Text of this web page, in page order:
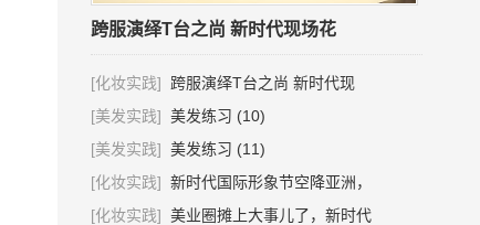
跨服演绎T台之尚 新时代现场花
[化妆实践]
跨服演绎T台之尚 新时代现
[美发实践] 美发练习 (10)
[美发实践] 美发练习 (11)
[化妆实践] 新时代国际形象节空降亚洲，
[化妆实践] 美业圈摊上大事儿了，新时代